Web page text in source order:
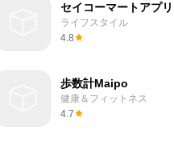
セイコーマートアプリ
ライフスタイル
4.8
歩数計Maipo
健康＆フィットネス
4.7